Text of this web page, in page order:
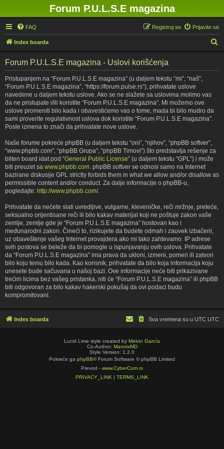
Forum P.U.L.S.E magazina
FAQ Prijavite se
Registruj se
Index boarda
Forum P.U.L.S.E magazina - Uslovi korišćenja
Pristupanjem na “Forum P.U.L.S.E magazina” (u daljem tekstu “mi”, “naš”,
“Forum P.U.L.S.E magazina”, “https://forum.pulse.rs”), prihvatate uslove
navedene u daljem tekstu uslove. Ako se ne slažete sa uslovima molimo vas
da ne pristupate i/ili koristite “Forum P.U.L.S.E magazina”. Mi možemo ove
uslove promeniti bilo kada i obavestićemo vas o tome, mada bi bilo mudro da
sami proverite regulativnost uslova dok koristite “Forum P.U.L.S.E magazina”.
Posle izmena to znači da prihvatate nove uslove.
Naše forume pokreće phpBB (u daljem tekstu “oni”, “njihov”, “phpBB softver”,
“www.phpbb.com”, “phpBB Grupa”, “phpBB Timovi”) što predstavlja rešenje za
bilten board idat pod “General Public License” (u daljem tekstu “GPL”) i može
biti preuzet sa www.phpbb.com. phpBB softver se odnosi samo na Internet
bazirane diskusije GPL strictly forbids them in what we allow and/or disallow as
permissible content and/or conduct. Za dalje informacije o phpBB-u,
pogledajte: http://www.phpbb.com/.
Prihvatate da nećete slati uvredljive, vulgarne, kleveničke, reči mržnje, preteće,
seksualno orijentisane reči ili bilo kakav materijal koji ne poštuje zakon vaše
zemlje, zemlje gde je “Forum P.U.L.S.E magazina” hostovan kao i
međunarodni zakon. Čineći to, rizikujete da budete odmah i zauvek izbačeni,
uz obaveštenje vašeg Internet provajdera ako mi tako zahtevamo. IP adrese
svih postova se beleže da bi pomogle u ispunjavanju ovih uslova. Prihvatate
da “Forum P.U.L.S.E magazina” ima prava da ukloni, izmeni, pomeri ili zatvori
bilo koju temu bilo kada. Kao korisnik, prihvatate da bilo koja informacija koju
unesete bude sačuvana u našoj bazi. Ove informacije neće biti prikazivane
trećim licima bez vašeg pristanka, niti će “Forum P.U.L.S.E magazina” ili phpBB
biti odgovoran za bilo kakav hakerski pokušaj da ovi podaci budu
kompromitovani.
Index boarda Sva vremena su u UTC UTC
Lucid Lime style created by Melvin García
Co-Author: MannixMD
Style Version: 1.2.0
Pokreće ga phpBB® Forum Software © phpBB Limited
Prevod - www.CyberCom.rs
PRIVACY_LINK | TERMS_LINK